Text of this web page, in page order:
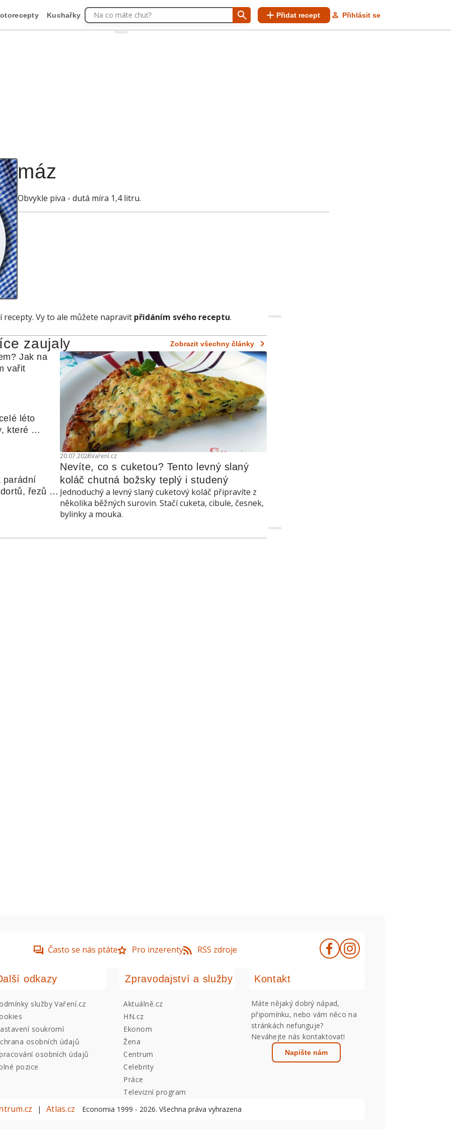
Reklama
Kuchařky Na co máte chuť? Přidat recept Přihlásit se
máz
Obvykle piva - dutá míra 1,4 litru.
recepty. Vy to ale můžete napravit přidáním svého receptu.
zaujaly Zobrazit všechny články
20.07.2026Vaření.cz
Nevíte, co s cuketou? Tento levný slaný
koláč chutná božsky teplý i studený
Jednoduchý a levný slaný cuketový koláč připravíte z
několika běžných surovin. Stačí cuketa, cibule, česnek,
bylinky a mouka.
Jak na
vařit
léto
které
nebo
parádní
řezů a
Reklama
Reklama
Často se nás ptáte Pro inzerenty RSS zdroje
odkazy
služby Vaření.cz
soukromí
osobních údajů
osobních údajů
pozice
Zpravodajství a služby
Aktuálně.cz
HN.cz
Ekonom
Žena
Centrum
Celebrity
Práce
Televizní program
Kontakt
Máte nějaký dobrý nápad,
připomínku, nebo vám něco na
stránkách nefunguje?
Neváhejte nás kontaktovat!
Napište nám
| Atlas.cz Economia 1999 - 2026. Všechna práva vyhrazena